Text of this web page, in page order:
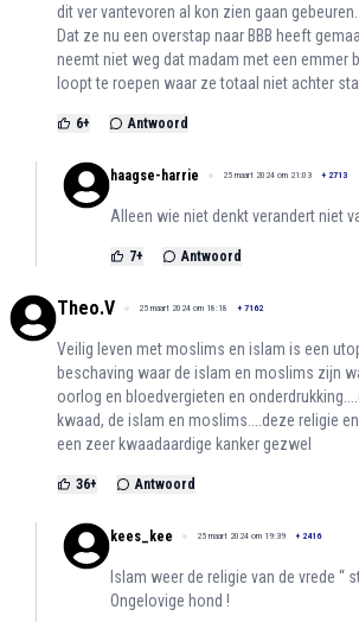
dit ver vantevoren al kon zien gaan gebeuren.
Dat ze nu een overstap naar BBB heeft
neemt niet weg dat madam met een emmer
loopt te roepen waar ze totaal niet achter
6+ Antwoord
haagse-harrie 25 maart 2024 om 21:03 + 2713
Alleen wie niet denkt verandert niet
7+ Antwoord
Theo.V 25 maart 2024 om 18:18 + 7162
Veilig leven met moslims en islam is een
beschaving waar de islam en moslims zijn
oorlog en bloedvergieten en
kwaad, de islam en moslims....deze religie
een zeer kwaadaardige kanker gezwel
36+ Antwoord
kees_kee 25 maart 2024 om 19:39 + 2416
Islam weer de religie van de vrede “
Ongelovige hond !